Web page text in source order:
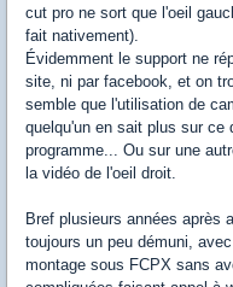
cut pro ne sort que l'oeil
fait nativement).
Évidemment le support ne
site, ni par facebook, et on
semble que l'utilisation de
quelqu'un en sait plus sur ce
programme... Ou sur une
la vidéo de l'oeil droit.
Bref plusieurs années après
toujours un peu démuni,
montage sous FCPX sans